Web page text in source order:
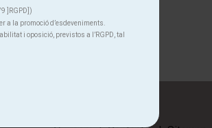
]RGPD])
a la promoció d’esdeveniments.
i oposició, previstos a l’RGPD, tal